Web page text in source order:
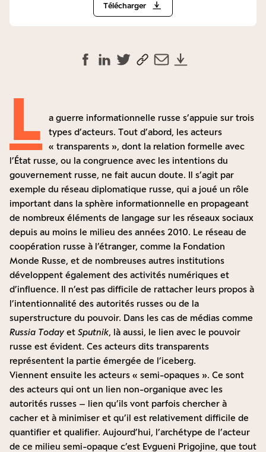
Télécharger
L
a guerre informationnelle russe s’appuie sur trois
types d’acteurs. Tout d’abord, les acteurs
« transparents », dont la relation formelle avec
l’État russe, ou la congruence avec les intentions du
gouvernement russe, ne fait aucun doute. Il s’agit par
exemple du réseau diplomatique russe, qui a joué un rôle
important dans la sphère informationnelle en propageant
de nombreux éléments de langage sur les réseaux sociaux
depuis au moins le milieu des années 2010. Le réseau de
coopération russe à l’étranger, comme la Fondation
Monde Russe, et de nombreuses autres institutions
développent également des activités numériques et
d’influence. Il n’est pas difficile de rattacher leurs propos à
l’intentionnalité des autorités russes ou de la
superstructure du pouvoir. Dans les cas de médias comme
Russia Today et Sputnik, là aussi, le lien avec le pouvoir
russe est évident. Ces acteurs dits transparents
représentent la partie émergée de l’iceberg.
Viennent ensuite les acteurs « semi-opaques ». Ce sont
des acteurs qui ont un lien non-organique avec les
autorités russes – lien qu’ils vont parfois chercher à
cacher et à minimiser et qu’il est relativement difficile de
quantifier et qualifier. Aujourd’hui, l’archétype de l’acteur
de ce milieu semi-opaque c’est Evgueni Prigojine, que tout